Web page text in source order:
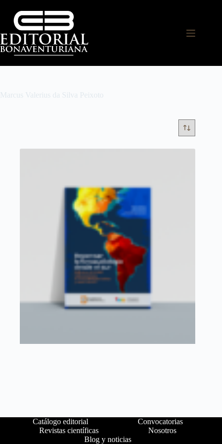
Marcus Valerius da Silva Peixoto
Catálogo editorial
Convocatorias
Revistas científicas
Nosotros
Blog y noticias